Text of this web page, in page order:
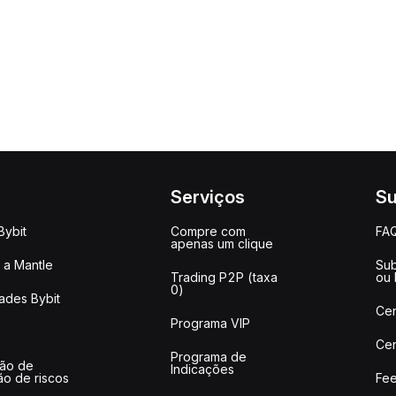
Mantle
Bybit
de
de riscos
Serviços
Compre com
apenas um clique
Trading P2P (taxa
0)
Programa VIP
Programa de
Indicações
ou